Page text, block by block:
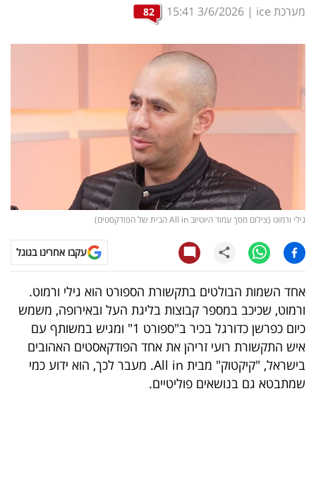
משפט
מדדים
דעות
רכילות
קריפטו
ויראלי
טלוויזיה
עסקי
ספורט
קריירה
ולימודים
מערכת ice |
3/6/2026
15:41
82
גילי ורמוט (צילום מסך עמוד היוטיוב All in הבית של הפודקסטים)
עקבו אחרינו בגוגל
אחד השמות הבולטים בתקשורת הספורט הוא גילי ורמוט.
ורמוט, שכיכב במספר קבוצות בליגת העל ובאירופה, משמש
כיום כפרשן כדורגל בכיר ב"ספורט 1" ומגיש במשותף עם
איש התקשורת רועי זריהן את אחד הפודקאסטים האהובים
בישראל, "קיקטוק" מבית All in. מעבר לכך, הוא ידוע כמי
שמתבטא גם בנושאים פוליטיים.